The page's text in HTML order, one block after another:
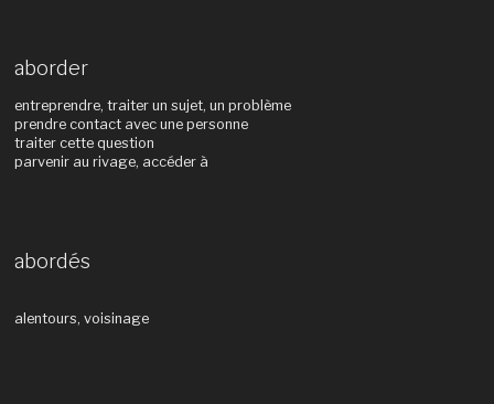
aborder
entreprendre, traiter un sujet, un problème
prendre contact avec une personne
traiter cette question
parvenir au rivage, accéder à
abordés
alentours, voisinage